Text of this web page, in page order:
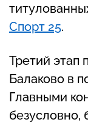
Спорт 25.
Третий этап
Балаково в
Главными
безусловно,